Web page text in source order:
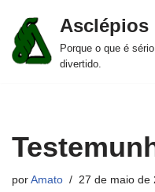
Pular
para
Asclépios
Porque o que é
divertido.
por Amato 27 de maio de